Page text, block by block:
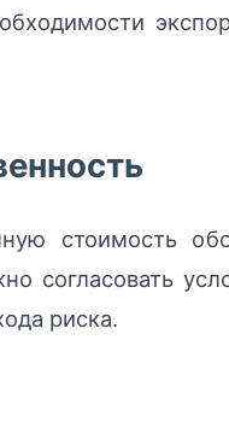
стоимость
согласовать
риска.